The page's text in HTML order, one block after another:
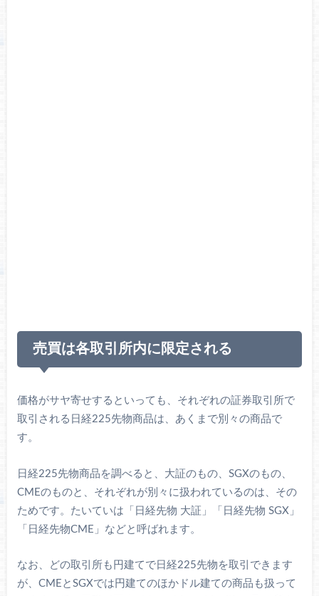
売買は各取引所内に限定される
価格がサヤ寄せするといっても、それぞれの証券取引所で
取引される日経225先物商品は、あくまで別々の商品で
す。
日経225先物商品を調べると、大証のもの、SGXのもの、
CMEのものと、それぞれが別々に扱われているのは、その
ためです。たいていは「日経先物 大証」「日経先物 SGX」
「日経先物CME」などと呼ばれます。
なお、どの取引所も円建てで日経225先物を取引できます
が、CMEとSGXでは円建てのほかドル建ての商品も扱って